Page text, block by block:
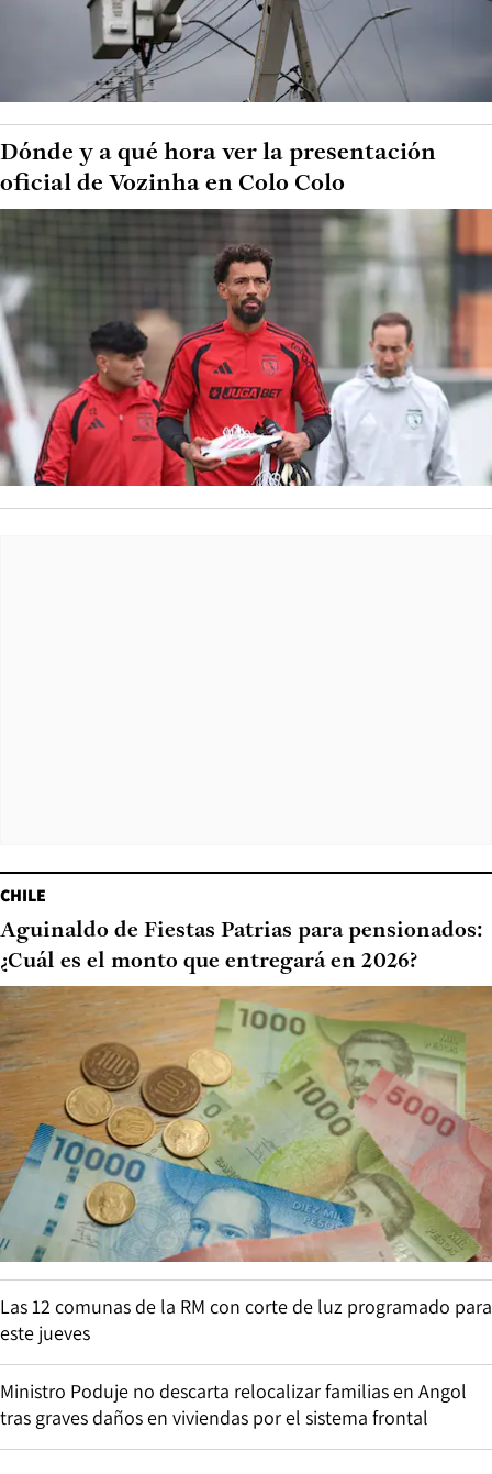
Dónde y a qué hora ver la presentación
oficial de Vozinha en Colo Colo
CHILE
Aguinaldo de Fiestas Patrias para pensionados:
¿Cuál es el monto que entregará en 2026?
Las 12 comunas de la RM con corte de luz programado para
este jueves
Ministro Poduje no descarta relocalizar familias en Angol
tras graves daños en viviendas por el sistema frontal